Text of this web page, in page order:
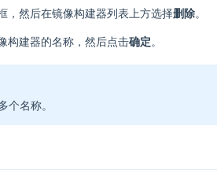
，然后在镜像构建器列表上方选择删除。
构建器的名称，然后点击确定。
个名称。